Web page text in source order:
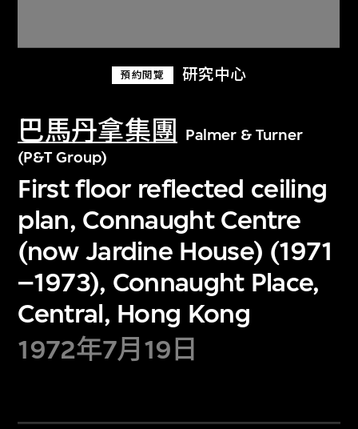
預約閱覽 研究中心
巴馬丹拿集團
Palmer & Turner
(P&T Group)
First floor reflected ceiling
plan, Connaught Centre
(now Jardine House) (1971
–1973), Connaught Place,
Central, Hong Kong
1972年7月19日
關於M+藏品
探索世界頂級的二十及二十一世紀視覺
文化藏品。